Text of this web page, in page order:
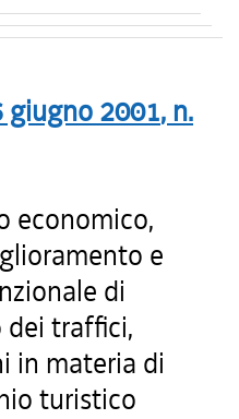
giugno 2001, n.
economico,
e
di
dei traffici,
in materia di
turistico